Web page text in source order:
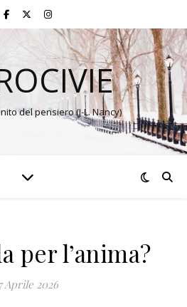
del pensiero (J-L. Nancy)
per l’anima?
7 Aprile 2026